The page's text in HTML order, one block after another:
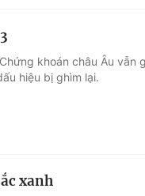
khoán châu Âu vẫn
hiệu bị ghìm lại.
xanh